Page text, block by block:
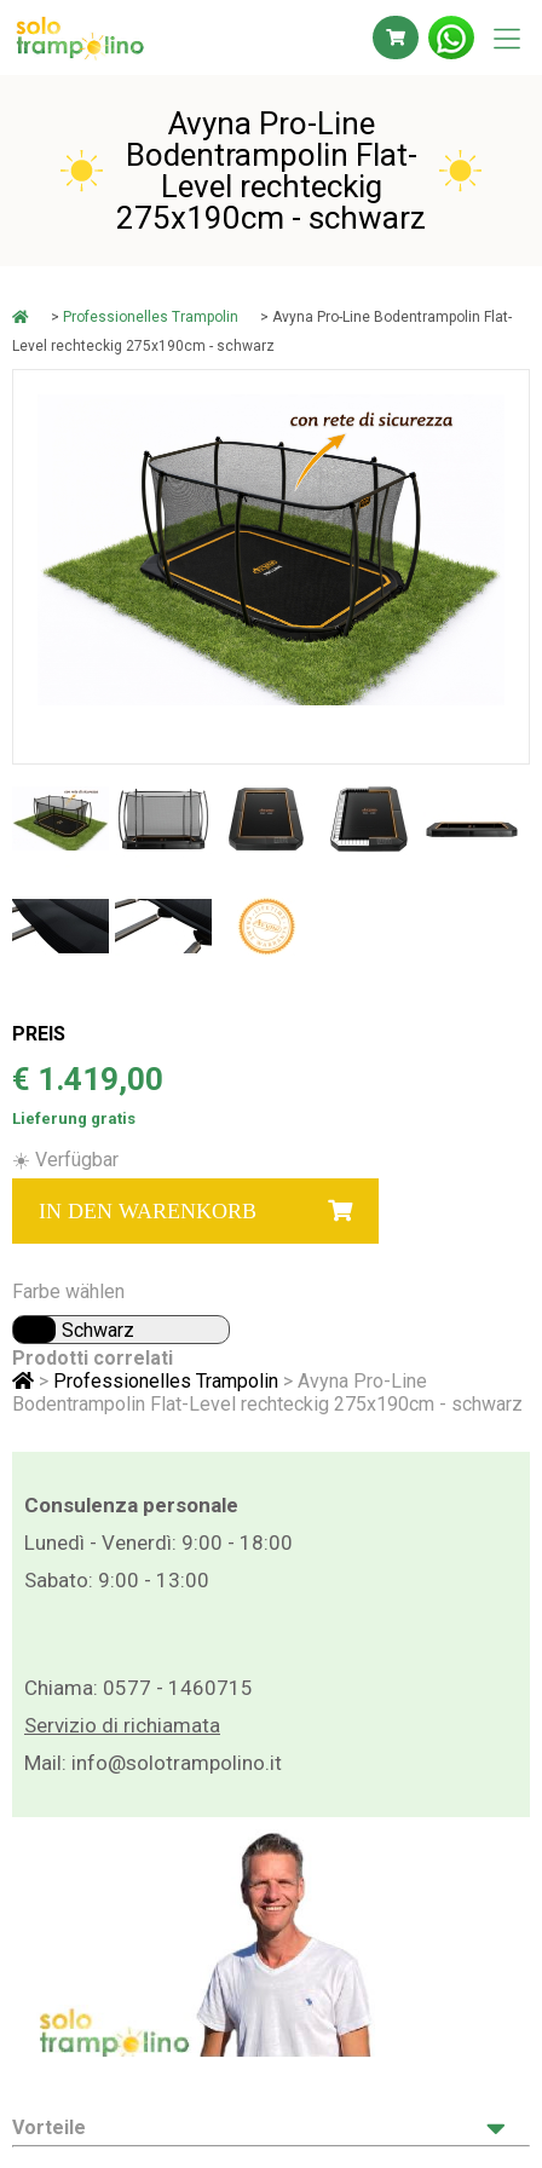
Avyna Pro-Line
Bodentrampolin Flat-
Level rechteckig
275x190cm - schwarz
> Professionelles Trampolin
> Avyna Pro-Line Bodentrampolin Flat-
Level rechteckig 275x190cm - schwarz
PREIS
€ 1.419,00
Lieferung gratis
☀️ Verfügbar
IN DEN WARENKORB
Farbe wählen
Schwarz
Prodotti correlati
> Professionelles Trampolin > Avyna Pro-Line
Bodentrampolin Flat-Level rechteckig 275x190cm - schwarz
Consulenza personale
Lunedì - Venerdì: 9:00 - 18:00
Sabato: 9:00 - 13:00
Chiama: 0577 - 1460715
Servizio di richiamata
Mail: info@solotrampolino.it
Vorteile